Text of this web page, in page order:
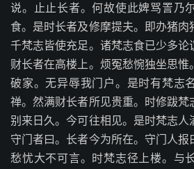
说。止止长者。何故使此婢骂詈乃
食。是时长者及修摩提夫。即办猪
千梵志皆使充足。诸梵志食已少多
财长者在高楼上。烦冤愁惋独坐思惟
破家。无异辱我门户。是时有梵志
禅。然满财长者所见贵重。时修跋
别来日久。今可往相见。是时梵志人
守门者曰。长者今为所在。守门人报
愁忧大不可言。时梵志径上楼。与